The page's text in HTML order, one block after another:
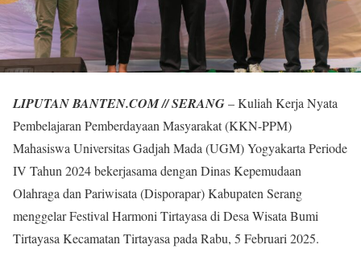
LIPUTAN BANTEN.COM // SERANG– Kuliah Kerja Nyata
Pembelajaran Pemberdayaan Masyarakat (KKN-PPM)
Mahasiswa Universitas Gadjah Mada (UGM) Yogyakarta Periode
IV Tahun 2024 bekerjasama dengan Dinas Kepemudaan
Olahraga dan Pariwisata (Disporapar) Kabupaten Serang
menggelar Festival Harmoni Tirtayasa di Desa Wisata Bumi
Tirtayasa Kecamatan Tirtayasa pada Rabu, 5 Februari 2025.